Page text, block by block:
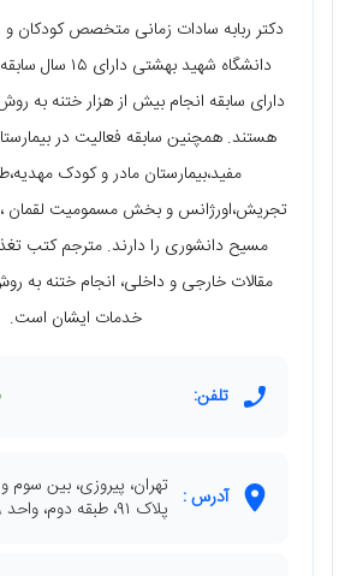
دکتر ربابه سادات زمانی متخصص کودکان و
دانشگاه شهید
دارای سابقه انجام بیش از هزار ختنه به
مفید،بیمارستان مادر و کودک
تجریش،اورژانس و بخش مسمومیت لقمان
مسیح دانشوری را دارند. مترجم کتب
مقالات خارجی و داخلی، انجام ختنه به
خدمات ایشان است.
تلفن:
آدرس : تهران، پیروزی، بین سوم
پلاک ۹۱، طبقه دوم، واحد ۹